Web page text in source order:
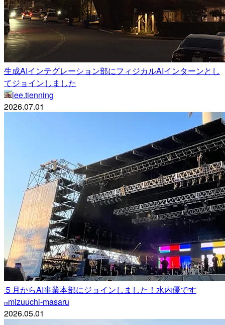
生成AIインテグレーション部にフィジカルAIインターンとし
てジョインしました
lee.tienning
2026.07.01
５月からAI事業本部にジョインしました！水内優です
mmizuuchi-masaru
2026.05.01